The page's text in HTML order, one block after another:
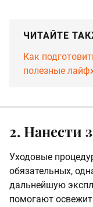
ЧИТАЙТЕ
Как
полезные
2. Нанести
Уходовые
обязательных,
дальнейшую
помогают